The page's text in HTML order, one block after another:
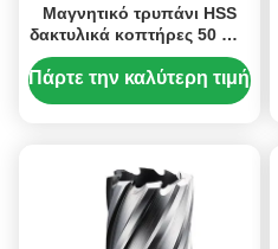
Μαγνητικό τρυπάνι HSS
δακτυλικά κοπτήρες 50 mm
βάθος κοπής καθολικό
κλαδί δακτυλικό κοπτήρα
Πάρτε την καλύτερη τιμή